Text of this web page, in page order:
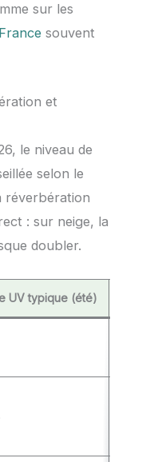
sur les
souvent
et
le niveau de
selon le
réverbération
: sur neige, la
doubler.
UV typique (été)